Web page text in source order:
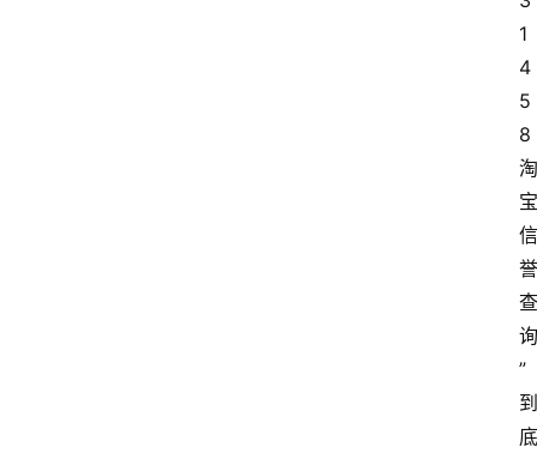
1
4
5
8
淘
宝
信
誉
查
询
”
到
底